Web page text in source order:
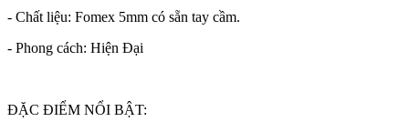
- Chất liệu: Fomex 5mm có sẵn tay cầm.
- Phong cách: Hiện Đại
ĐẶC ĐIỂM NỔI BẬT: